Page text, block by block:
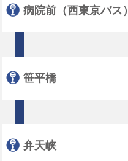
病院前（西東京バス）
笹平橋
弁天峡